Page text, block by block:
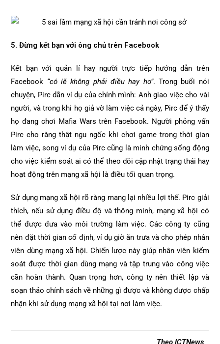
5. Đừng kết bạn với ông chủ trên Facebook
Kết bạn với quản lí hay người trực tiếp hướng dẫn trên
Facebook “có lẽ không phải điều hay ho”. Trong buổi nói
chuyện, Pirc dẫn ví dụ của chính mình: Anh giao việc cho vài
người, và trong khi họ giả vờ làm việc cả ngày, Pirc để ý thấy
họ đang chơi Mafia Wars trên Facebook. Người phỏng vấn
Pirc cho rằng thật ngu ngốc khi chơi game trong thời gian
làm việc, song ví dụ của Pirc cũng là minh chứng sống động
cho việc kiểm soát ai có thể theo dõi cập nhật trạng thái hay
hoạt động trên mạng xã hội là điều tối quan trọng.
Sử dụng mạng xã hội rõ ràng mang lại nhiều lợi thế. Pirc giải
thích, nếu sử dụng điều độ và thông minh, mạng xã hội có
thể được đưa vào môi trường làm việc. Các công ty cũng
nên đặt thời gian cố định, ví dụ giờ ăn trưa và cho phép nhân
viên dùng mạng xã hội. Chiến lược này giúp nhân viên kiểm
soát được thời gian dùng mạng và tập trung vào công việc
cần hoàn thành. Quan trọng hơn, công ty nên thiết lập và
soạn thảo chính sách về những gì được và không được chấp
nhận khi sử dụng mạng xã hội tại nơi làm việc.
Theo ICTNews